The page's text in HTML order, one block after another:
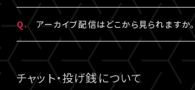
ってください。
QUALITY
（解像度）
必要速度
1080P 15Mbps以上
A.
公演により異なります。
アーカイブ配信がある場合は、視聴チケ
視聴いただけます。
公演によってはアーカイブ配信のみの視
購入が可能です。券種や決済方法により
Q. アーカイブ配信はどこから見られますか。
A.
アーカイブ配信がある場合は、ライブ配
でご視聴いただけます。
配信視聴ページは、各公演のチケット販
チャット・投げ銭について